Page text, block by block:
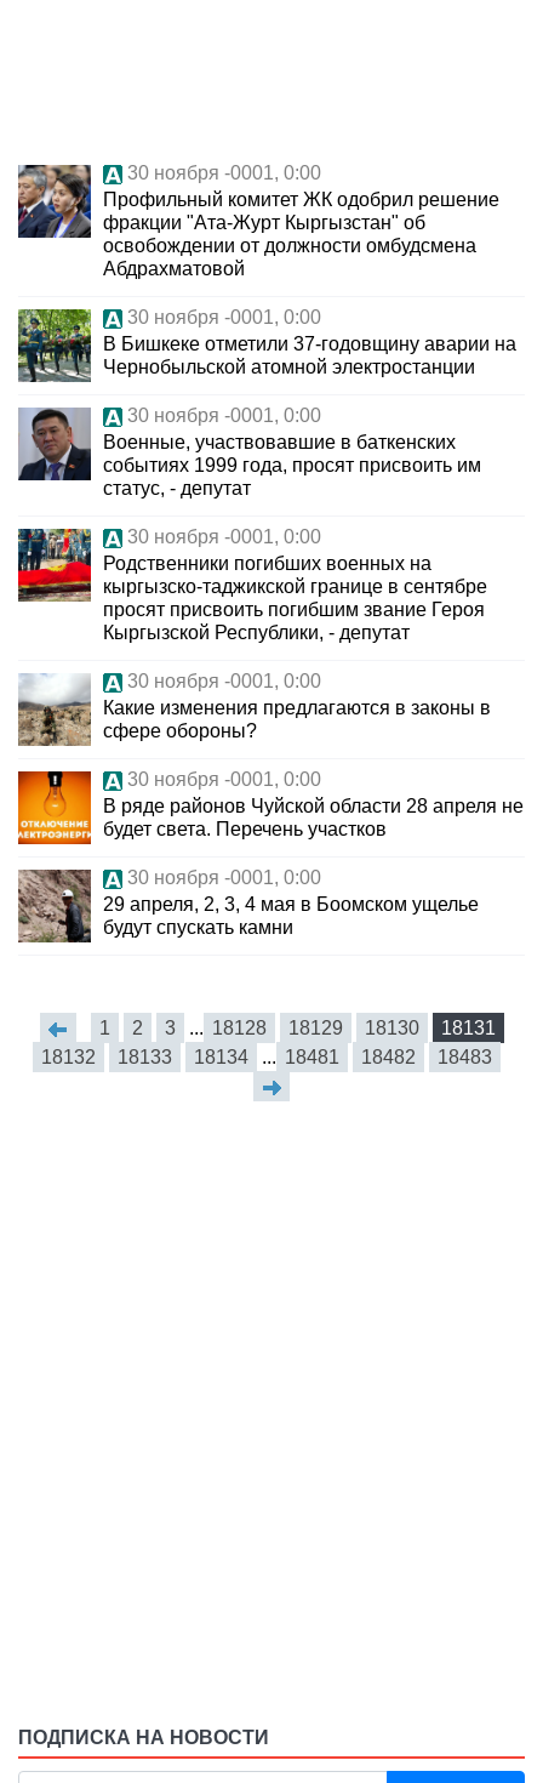
30 ноября -0001, 0:00
Профильный комитет ЖК одобрил решение
фракции "Ата-Журт Кыргызстан" об
освобождении от должности омбудсмена
Абдрахматовой
30 ноября -0001, 0:00
В Бишкеке отметили 37-годовщину аварии на
Чернобыльской атомной электростанции
30 ноября -0001, 0:00
Военные, участвовавшие в баткенских
событиях 1999 года, просят присвоить им
статус, - депутат
30 ноября -0001, 0:00
Родственники погибших военных на
кыргызско-таджикской границе в сентябре
просят присвоить погибшим звание Героя
Кыргызской Республики, - депутат
30 ноября -0001, 0:00
Какие изменения предлагаются в законы в
сфере обороны?
30 ноября -0001, 0:00
В ряде районов Чуйской области 28 апреля не
будет света. Перечень участков
30 ноября -0001, 0:00
29 апреля, 2, 3, 4 мая в Боомском ущелье
будут спускать камни
1 2 3 ... 18128 18129 18130
18131
18132
18133 18134 ... 18481 18482 18483
ПОДПИСКА НА НОВОСТИ